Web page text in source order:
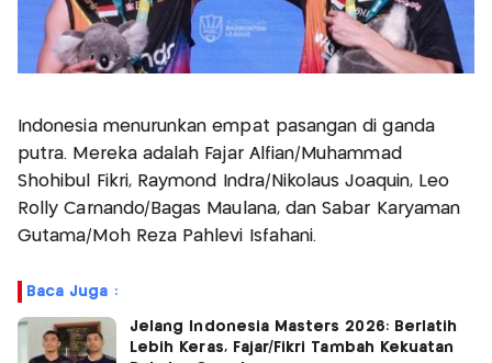
Indonesia menurunkan empat pasangan di ganda
putra. Mereka adalah Fajar Alfian/Muhammad
Shohibul Fikri, Raymond Indra/Nikolaus Joaquin, Leo
Rolly Carnando/Bagas Maulana, dan Sabar Karyaman
Gutama/Moh Reza Pahlevi Isfahani.
Baca Juga :
Jelang Indonesia Masters 2026: Berlatih
Lebih Keras, Fajar/Fikri Tambah Kekuatan